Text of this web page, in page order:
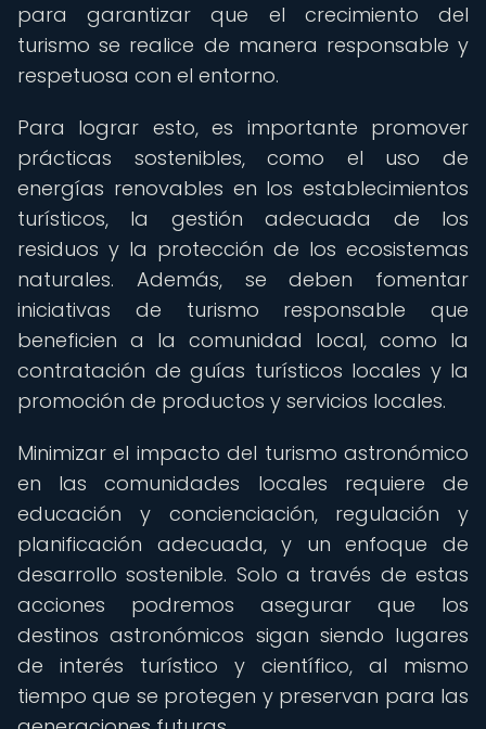
para garantizar que el crecimiento del
turismo se realice de manera responsable y
respetuosa con el entorno.
Para lograr esto, es importante promover
prácticas sostenibles, como el uso de
energías renovables en los establecimientos
turísticos, la gestión adecuada de los
residuos y la protección de los ecosistemas
naturales. Además, se deben fomentar
iniciativas de turismo responsable que
beneficien a la comunidad local, como la
contratación de guías turísticos locales y la
promoción de productos y servicios locales.
Minimizar el impacto del turismo astronómico
en las comunidades locales requiere de
educación y concienciación, regulación y
planificación adecuada, y un enfoque de
desarrollo sostenible. Solo a través de estas
acciones podremos asegurar que los
destinos astronómicos sigan siendo lugares
de interés turístico y científico, al mismo
tiempo que se protegen y preservan para las